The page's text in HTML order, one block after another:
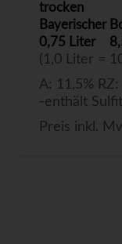
trocken
Bayerischer
0,75 Liter
(1,0 Liter =
A: 11,5%
-enthält
Preis inkl.